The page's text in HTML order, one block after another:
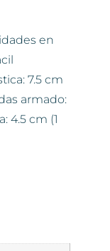
en
7.5 cm
armado:
4.5 cm (1